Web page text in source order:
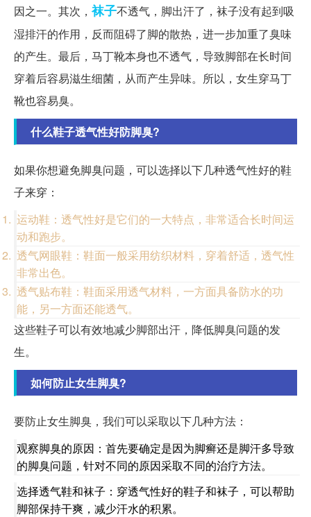
因之一。其次，袜子不透气，脚出汗了，袜子没有起到吸
湿排汗的作用，反而阻碍了脚的散热，进一步加重了臭味
的产生。最后，马丁靴本身也不透气，导致脚部在长时间
穿着后容易滋生细菌，从而产生异味。所以，女生穿马丁
靴也容易臭。
什么鞋子透气性好防脚臭?
如果你想避免脚臭问题，可以选择以下几种透气性好的鞋
子来穿：
运动鞋：透气性好是它们的一大特点，非常适合长时间运
动和跑步。
透气网眼鞋：鞋面一般采用纺织材料，穿着舒适，透气性
非常出色。
透气贴布鞋：鞋面采用透气材料，一方面具备防水的功
能，另一方面还能透气。
这些鞋子可以有效地减少脚部出汗，降低脚臭问题的发
生。
如何防止女生脚臭?
要防止女生脚臭，我们可以采取以下几种方法：
观察脚臭的原因：首先要确定是因为脚癣还是脚汗多导致
的脚臭问题，针对不同的原因采取不同的治疗方法。
选择透气鞋和袜子：穿透气性好的鞋子和袜子，可以帮助
脚部保持干爽，减少汗水的积累。